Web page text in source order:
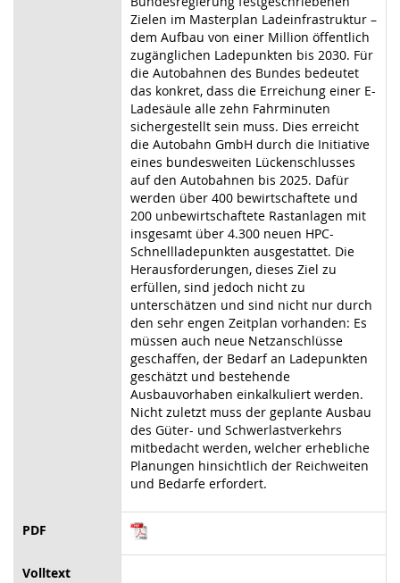
Zielen im Masterplan Ladeinfrastruktur –
dem Aufbau von einer Million öffentlich
zugänglichen Ladepunkten bis 2030. Für
die Autobahnen des Bundes bedeutet
das konkret, dass die Erreichung einer E-
Ladesäule alle zehn Fahrminuten
sichergestellt sein muss. Dies erreicht
die Autobahn GmbH durch die Initiative
eines bundesweiten Lückenschlusses
auf den Autobahnen bis 2025. Dafür
werden über 400 bewirtschaftete und
200 unbewirtschaftete Rastanlagen mit
insgesamt über 4.300 neuen HPC-
Schnellladepunkten ausgestattet. Die
Herausforderungen, dieses Ziel zu
erfüllen, sind jedoch nicht zu
unterschätzen und sind nicht nur durch
den sehr engen Zeitplan vorhanden: Es
müssen auch neue Netzanschlüsse
geschaffen, der Bedarf an Ladepunkten
geschätzt und bestehende
Ausbauvorhaben einkalkuliert werden.
Nicht zuletzt muss der geplante Ausbau
des Güter- und Schwerlastverkehrs
mitbedacht werden, welcher erhebliche
Planungen hinsichtlich der Reichweiten
und Bedarfe erfordert.
PDF
Volltext